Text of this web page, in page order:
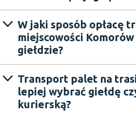
W jaki sposób opłacę
miejscowości
giełdzie?
Transport palet na
lepiej wybrać giełdę
kurierską?